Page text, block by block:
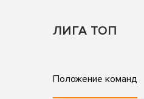
ЛИГА ТОП
Положение команд